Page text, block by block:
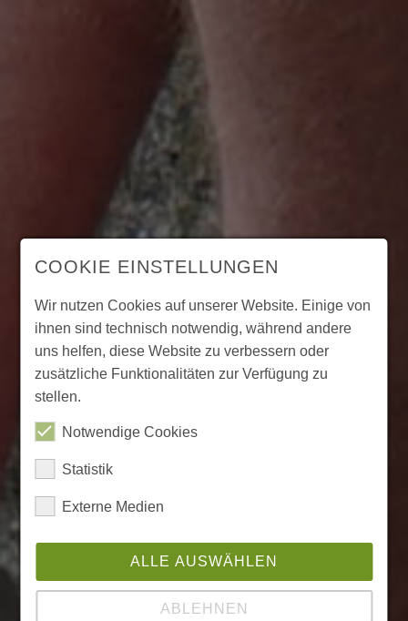
COOKIE EINSTELLUNGEN
Wir nutzen Cookies auf unserer Website. Einige von
ihnen sind technisch notwendig, während andere
uns helfen, diese Website zu verbessern oder
zusätzliche Funktionalitäten zur Verfügung zu
stellen.
Notwendige Cookies
Statistik
Externe Medien
ALLE AUSWÄHLEN
ABLEHNEN